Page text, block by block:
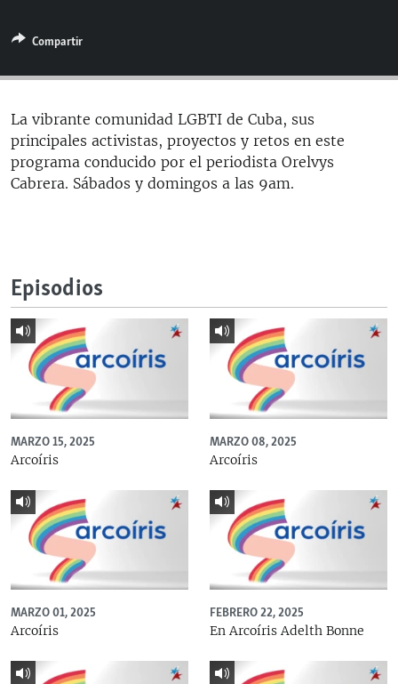
ESPECIALES
ESPECIALES
LA REALIDAD DE LA VIVIENDA EN CUBA
SER VIEJO EN CUBA
KENTU-CUBANO
MULTIMEDIA
EDITORIALES
SÍGUENOS
Compartir
La vibrante comunidad LGBTI de Cuba, sus
principales activistas, proyectos y retos en este
programa conducido por el periodista Orelvys
Cabrera. Sábados y domingos a las 9am.
Episodios
MARZO 15, 2025
Arcoíris
MARZO 08, 2025
Arcoíris
MARZO 01, 2025
Arcoíris
FEBRERO 22, 2025
En Arcoíris Adelth Bonne